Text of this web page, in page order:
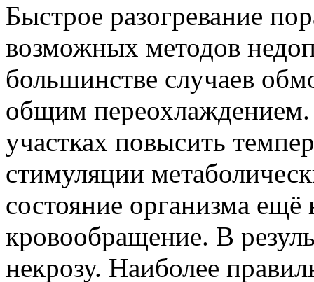
Быстрое разогревание
возможных методов
большинстве случаев
общим
участках повысить
стимуляции
состояние организма ещё
кровообращение. В
некрозу. Наиболее